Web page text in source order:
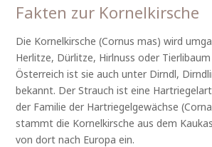
Fakten zur Kornelkirsche
Die Kornelkirsche (Cornus mas) wird
Herlitze, Dürlitze, Hirlnuss oder
Österreich ist sie auch unter Dirndl,
bekannt. Der Strauch ist eine
der Familie der Hartriegelgewächse
stammt die Kornelkirsche aus dem
von dort nach Europa ein.